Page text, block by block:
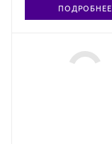
ПОДРОБНЕЕ